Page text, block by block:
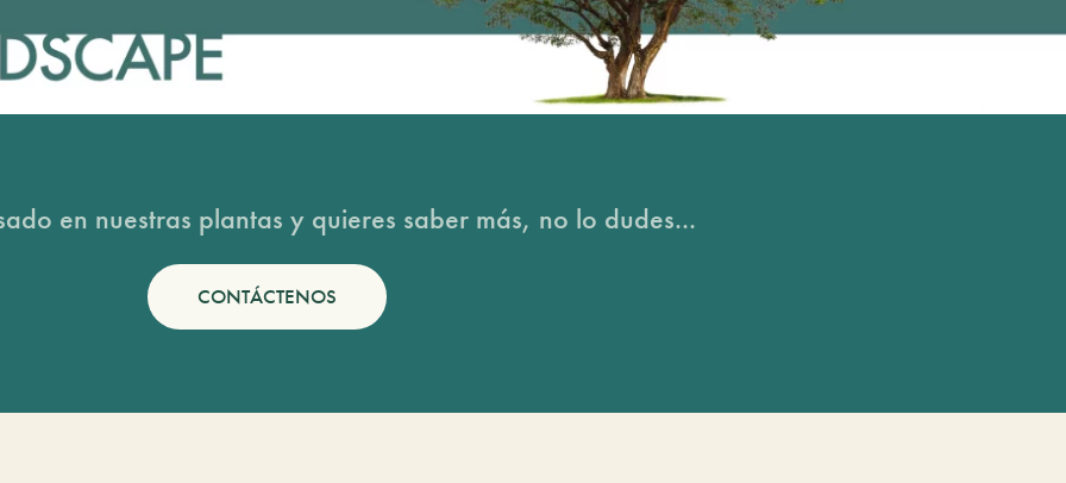
en nuestras plantas y quieres saber más, no lo dudes...
CONTÁCTENOS